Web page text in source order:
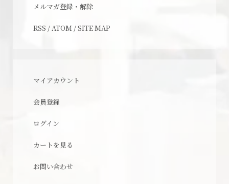
メルマガ登録・解除
RSS / ATOM /SITE MAP
マイアカウント
会員登録
ログイン
カートを見る
お問い合わせ